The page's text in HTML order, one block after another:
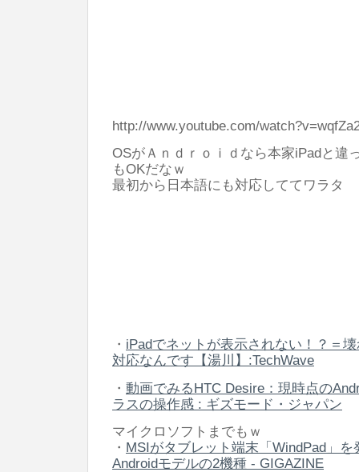
http://www.youtube.com/
OSがＡｎｄｒｏｉｄなら本家iPadと違
もOKだなｗ
最初から日本語にも対応しててワラタ
・ iPadでネットが表示されない！？＝
対応なんです【湯川】:TechWave
・ 動画でみるHTC Desire：現時点の
ラスの操作感 : ギズモード・ジャパン
マイクロソフトまでもｗ
・ MSIがタブレット端末「WindPad」
Androidモデルの2機種 - GIGAZINE